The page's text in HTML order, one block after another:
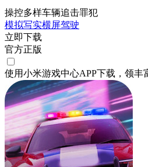
操控多样车辆追击罪犯
模拟写实横屏驾驶
立即下载
官方正版
使用小米游戏中心APP下载 ，领丰